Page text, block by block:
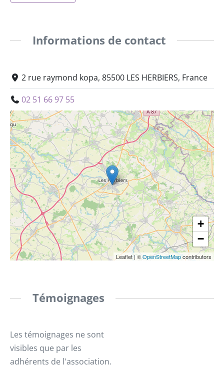
Informations de contact
2 rue raymond kopa, 85500 LES HERBIERS, France
02 51 66 97 55
+
−
Leaflet | ©OpenStreetMapcontributors
Témoignages
Les témoignages ne sont
visibles que par les
adhérents de l'association.